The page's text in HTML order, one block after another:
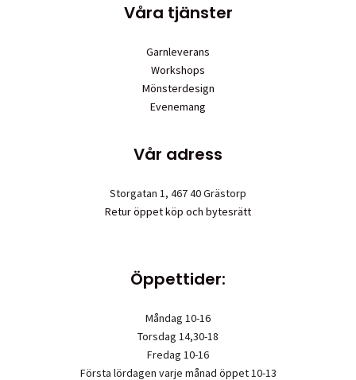
Våra tjänster
Garnleverans
Workshops
Mönsterdesign
Evenemang
Vår adress
Storgatan 1, 467 40 Grästorp
Retur öppet köp och bytesrätt
Öppettider:
Måndag 10-16
Torsdag 14,30-18
Fredag 10-16
Första lördagen varje månad öppet 10-13